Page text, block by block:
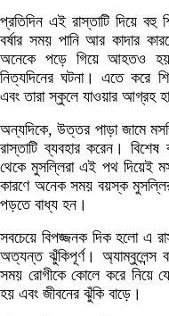
প্রতিদিন এই রাস্তাটি দিয়ে বহু
বর্ষার সময় পানি আর কাদার
অনেকে পড়ে গিয়ে আহতও
নিত্যদিনের ঘটনা। এতে করে
এবং তারা স্কুলে যাওয়ার আগ্রহ
অন্যদিকে, উত্তর পাড়া জামে
রাস্তাটি ব্যবহার করেন।
থেকে মুসল্লিরা এই পথ দিয়েই
কারণে অনেক সময় বয়স্ক
পড়তে বাধ্য হন।
সবচেয়ে বিপজ্জনক দিক হলো এ
অত্যন্ত ঝুঁকিপূর্ণ। অ্যাম্বুলেন্স
সময় রোগীকে কোলে করে নিয়ে
হয় এবং জীবনের ঝুঁকি বাড়ে।